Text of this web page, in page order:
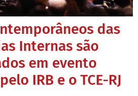
das
Internas são
em evento
IRB e o TCE-RJ